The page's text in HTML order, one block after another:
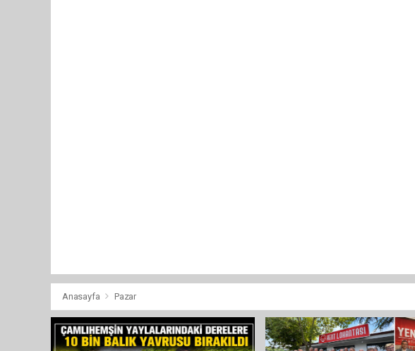
Anasayfa Pazar